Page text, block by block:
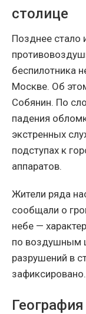
столице
Позднее стало
беспилотника
Москве. Об
Собянин. По
падения
экстренных
подступах к
аппаратов.
Жители ряда
сообщали о
небе —
по воздушным
разрушений в
зафиксировано.